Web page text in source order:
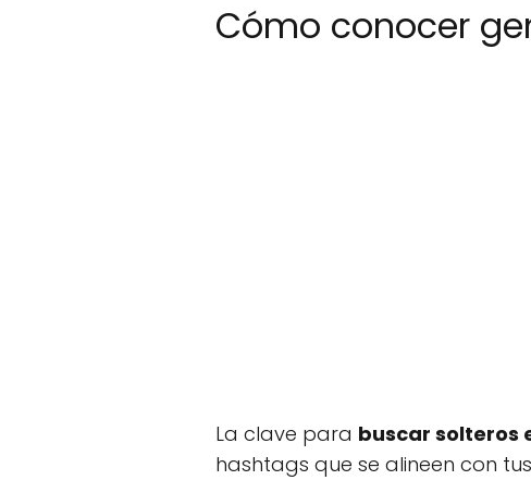
Cómo conocer
La clave para buscar solteros
hashtags que se alineen con